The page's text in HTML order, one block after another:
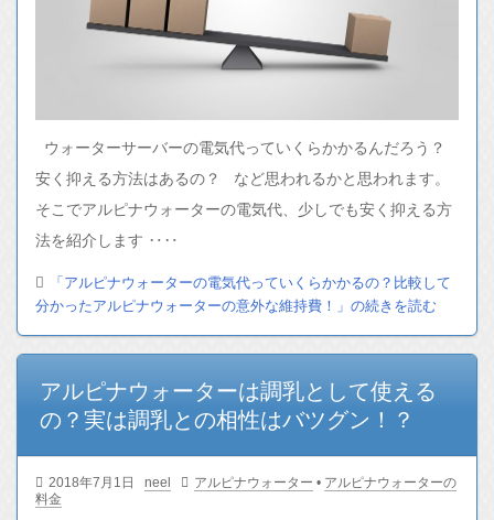
ウォーターサーバーの電気代っていくらかかるんだろう？
安く抑える方法はあるの？ など思われるかと思われます。
そこでアルピナウォーターの電気代、少しでも安く抑える方
法を紹介します ‥‥
「アルピナウォーターの電気代っていくらかかるの？比較して
分かったアルピナウォーターの意外な維持費！」の続きを読む
アルピナウォーターは調乳として使える
の？実は調乳との相性はバツグン！？
2018年7月1日 neel アルピナウォーター • アルピナウォーターの
料金